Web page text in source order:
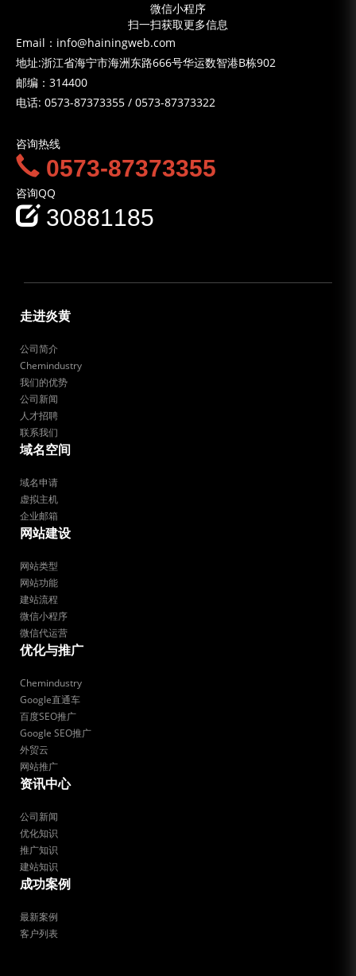
微信小程序
扫一扫获取更多信息
Email：info@hainingweb.com
地址:浙江省海宁市海洲东路666号华运数智港B栋902
邮编：314400
电话: 0573-87373355 / 0573-87373322
咨询热线
0573-87373355
咨询QQ
30881185
走进炎黄
公司简介
Chemindustry
我们的优势
公司新闻
人才招聘
联系我们
域名空间
域名申请
虚拟主机
企业邮箱
网站建设
网站类型
网站功能
建站流程
微信小程序
微信代运营
优化与推广
Chemindustry
Google直通车
百度SEO推广
Google SEO推广
外贸云
网站推广
资讯中心
公司新闻
优化知识
推广知识
建站知识
成功案例
最新案例
客户列表